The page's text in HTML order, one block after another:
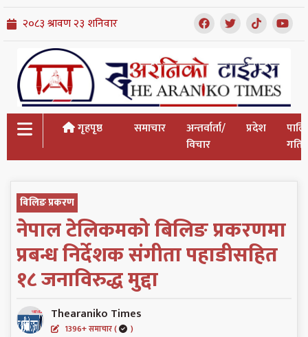
गृहपृष्ठ समाचार
अन्तर्वार्ता/
विचार
प्रदेश
बिलिङ प्रकरण
नेपाल टेलिकमको बिलिङ प्रकरणमा
प्रबन्ध निर्देशक संगीता पहाडीसहित
१८ जनाविरुद्ध मुद्दा
Thearaniko Times
1396+ समाचार ( )